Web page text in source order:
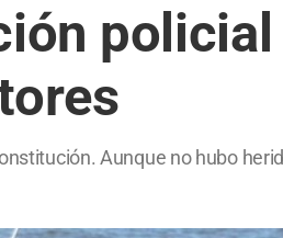
policial
Aunque no hubo